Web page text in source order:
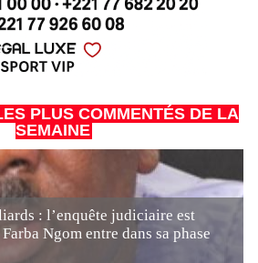
PLUS COMMENTÉS DE LA
SEMAINE
: l’enquête judiciaire est
Ngom entre dans sa phase